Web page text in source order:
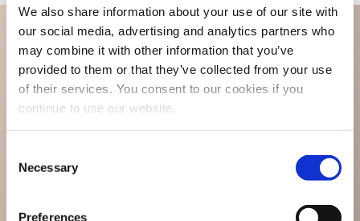
We also share information about your use of our site with
our social media, advertising and analytics partners who
may combine it with other information that you’ve
provided to them or that they’ve collected from your use
of their services. You consent to our cookies if you
continue to use our website.
Selection
Necessary
Preferences